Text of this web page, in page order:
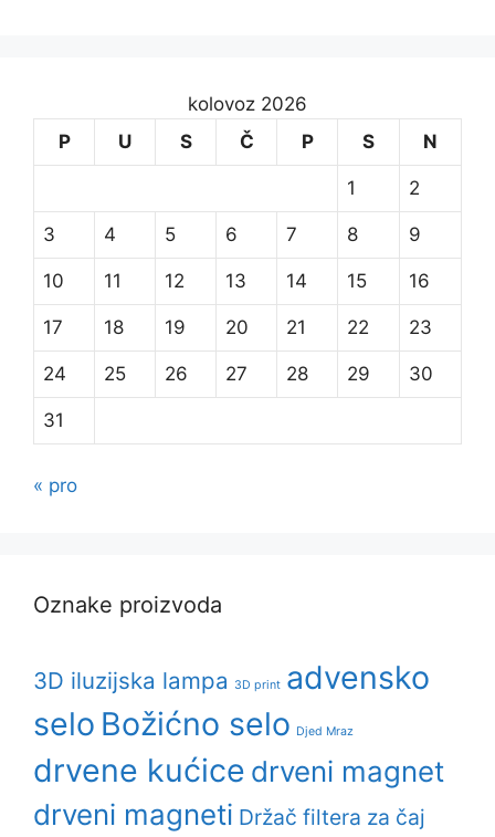
kolovoz 2026
P
U S Č P S N
1 2
3 4 5 6 7 8 9
10 11 12 13 14 15 16
17 18 19 20 21 22 23
24 25 26 27 28 29 30
31
« pro
Oznake proizvoda
3D iluzijska lampa 3D print advensko
selo Božićno selo Djed Mraz
drvene kućice drveni magnet
drveni magneti Držač filtera za čaj